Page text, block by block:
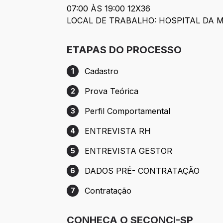
07:00 ÀS 19:00 12X36
LOCAL DE TRABALHO: HOSPITAL DA
ETAPAS DO PROCESSO
Etapa 1: Cadastro
1 Cadastro
Etapa 2: Prova Teórica
2 Prova Teórica
Etapa 3: Perfil Comportamental
3 Perfil Comportamental
Etapa 4: ENTREVISTA RH
4 ENTREVISTA RH
Etapa 5: ENTREVISTA GESTOR
5 ENTREVISTA GESTOR
Etapa 6: DADOS PRÉ- CONTRATAÇÃO
6 DADOS PRÉ- CONTRATAÇÃO
Etapa 7: Contratação
7 Contratação
CONHEÇA O SECONCI-SP